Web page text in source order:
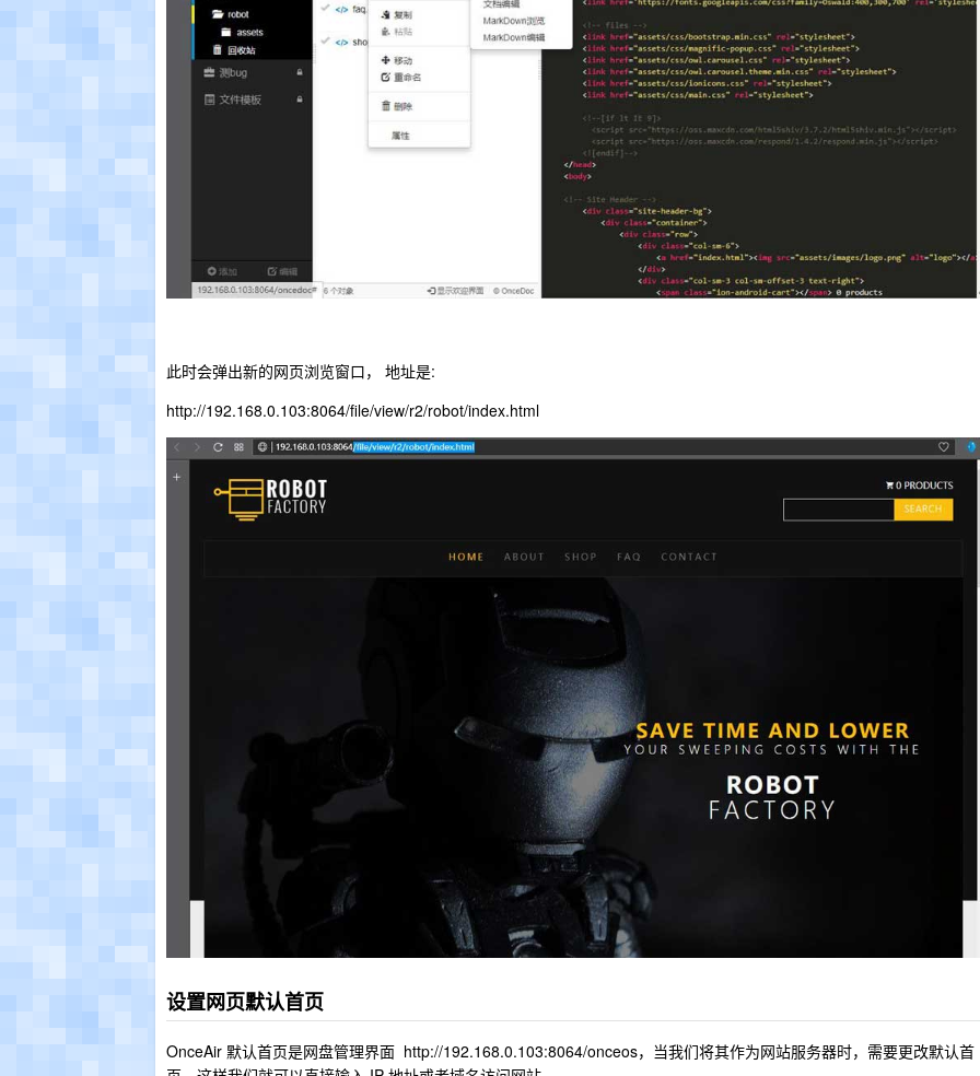
此时会弹出新的网页浏览窗口， 地址是:
http://192.168.0.103:8064/file/view/r2/robot/index.html
设置网页默认首页
OnceAir 默认首页是网盘管理界面 http://192.168.0.103:8064/onceos，当我们将其作为网站服务器时，需要更改默认首